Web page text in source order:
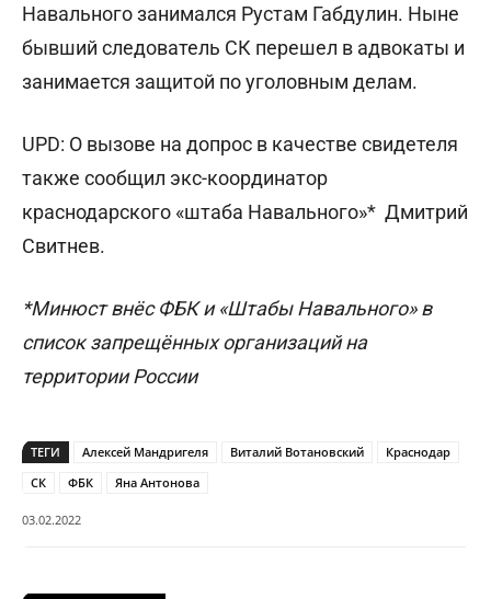
Навального занимался Рустам Габдулин. Ныне
бывший следователь СК перешел в адвокаты и
занимается защитой по уголовным делам.
UPD: О вызове на допрос в качестве свидетеля
также сообщил экс-координатор
краснодарского «штаба Навального»* Дмитрий
Свитнев.
*Минюст внёс ФБК и «Штабы Навального» в
список запрещённых организаций на
территории России
ТЕГИ Алексей Мандригеля Виталий Вотановский
Краснодар
СК
ФБК Яна Антонова
03.02.2022